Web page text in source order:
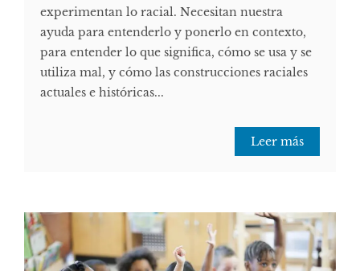
experimentan lo racial. Necesitan nuestra
ayuda para entenderlo y ponerlo en contexto,
para entender lo que significa, cómo se usa y se
utiliza mal, y cómo las construcciones raciales
actuales e históricas...
Leer más